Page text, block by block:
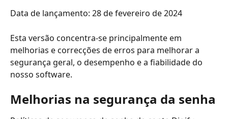
Data de lançamento: 28 de fevereiro de 2024
Esta versão concentra-se principalmente em
melhorias e correcções de erros para melhorar a
segurança geral, o desempenho e a fiabilidade do
nosso software.
Melhorias na segurança da senha